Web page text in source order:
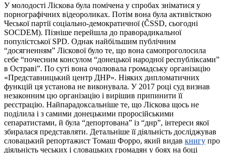
У молодості Ліскова була помічена у спробах зніматися у
порнографічних відеороликах. Потім вона була активісткою
Чеської партії соціально-демократичної (ČSSD, сьогодні
SOCDEM). Пізніше перейшла до праворадикальної
популістської SPD. Однак найбільшим публічним
“досягненням” Ліскової було те, що вона самопроголосила
себе “почесним консулом “донецької народної республіксами”
в Остраві”. По суті вона очолювала громадську організацію
«Представницький центр ДНР». Ніяких дипломатичних
функцій ця установа не виконувала. У 2017 році суд визнав
незаконним цю організацію і вирішив припинити її
реєстрацію. Найпарадоксальніше те, що Ліскова щось не
поділила і з самими донецькими проросійськими
сепаратистами, й була “депортована” із “днр”, інтереси якої
збиралася представляти. Детальніше її діяльність досліджував
словацький репортажист Томаш Форро, який видав книгу про
діяльність чеських і словацьких громадян у боях на боці